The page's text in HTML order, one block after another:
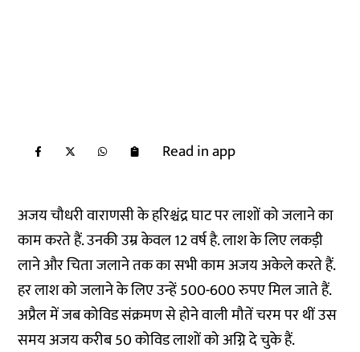
Read in app
अजय चौधरी वाराणसी के हरिश्चंद्र घाट पर लाशों को जलाने का
काम करते हैं. उनकी उम्र केवल 12 वर्ष है. लाश के लिए लकड़ी
लाने और चिता जलाने तक का सभी काम अजय अकेले करते हैं.
हर लाश को जलाने के लिए उन्हें 500-600 रुपए मिल जाते हैं.
अप्रैल में जब कोविड संक्रमण से होने वाली मौतें चरम पर थीं उस
समय अजय करीब 50 कोविड लाशों को अग्नि दे चुके हैं.